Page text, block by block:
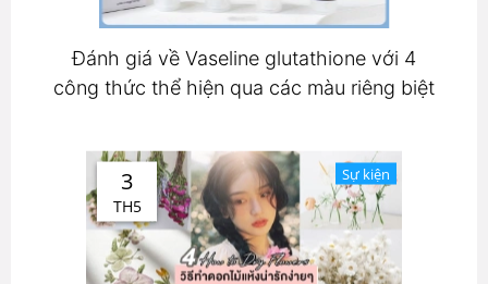
Đánh giá về Vaseline glutathione với 4
công thức thể hiện qua các màu riêng biệt
3
TH5
Sự kiện